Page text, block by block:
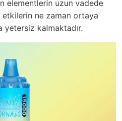
elementlerin uzun vadede
etkilerin ne zaman ortaya
yetersiz kalmaktadır.